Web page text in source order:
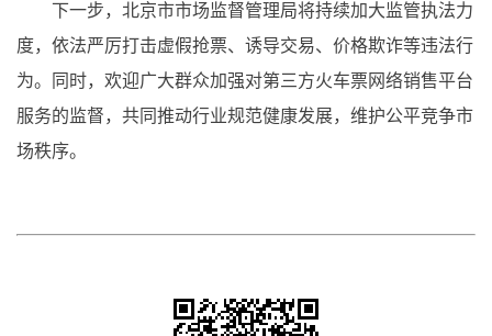
下一步，北京市市场监督管理局将持续加大监管执法力
度，依法严厉打击虚假抢票、诱导交易、价格欺诈等违法行
为。同时，欢迎广大群众加强对第三方火车票网络销售平台
服务的监督，共同推动行业规范健康发展，维护公平竞争市
场秩序。